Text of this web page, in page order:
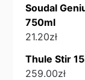
Soudal
750ml
21.20zł
Thule Stir
259.00zł